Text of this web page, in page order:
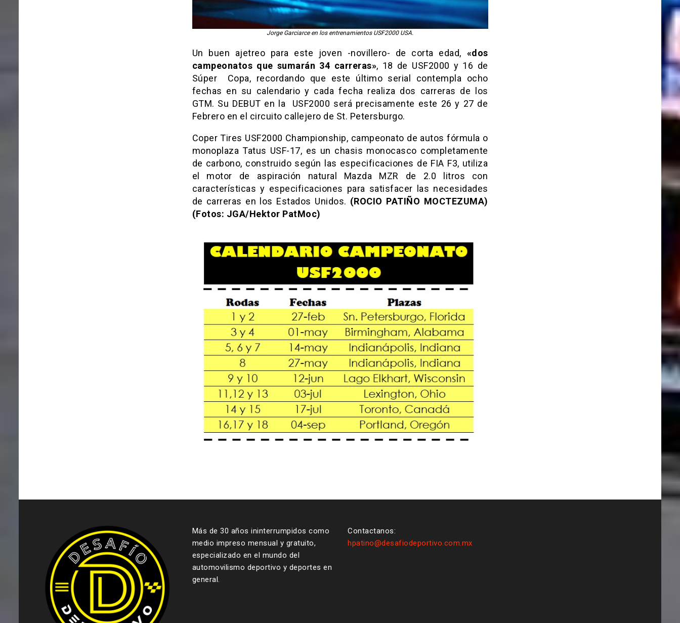
Jorge Garciarce en los entrenamientos USF2000 USA.
Un buen ajetreo para este joven -novillero- de corta edad, «dos
campeonatos que sumarán 34 carreras», 18 de USF2000 y 16 de
Súper Copa, recordando que este último serial contempla ocho
fechas en su calendario y cada fecha realiza dos carreras de los
GTM. Su DEBUT en la USF2000 será precisamente este 26 y 27 de
Febrero en el circuito callejero de St. Petersburgo.
Coper Tires USF2000 Championship, campeonato de autos fórmula o
monoplaza Tatus USF-17, es un chasis monocasco completamente
de carbono, construido según las especificaciones de FIA F3, utiliza
el motor de aspiración natural Mazda MZR de 2.0 litros con
características y especificaciones para satisfacer las necesidades
de carreras en los Estados Unidos. (ROCIO PATIÑO MOCTEZUMA)
(Fotos: JGA/Hektor PatMoc)
Más de 30 años ininterrumpidos como
medio impreso mensual y gratuito,
especializado en el mundo del
automovilismo deportivo y deportes en
general.
Contactanos:
hpatino@desafiodeportivo.com.mx